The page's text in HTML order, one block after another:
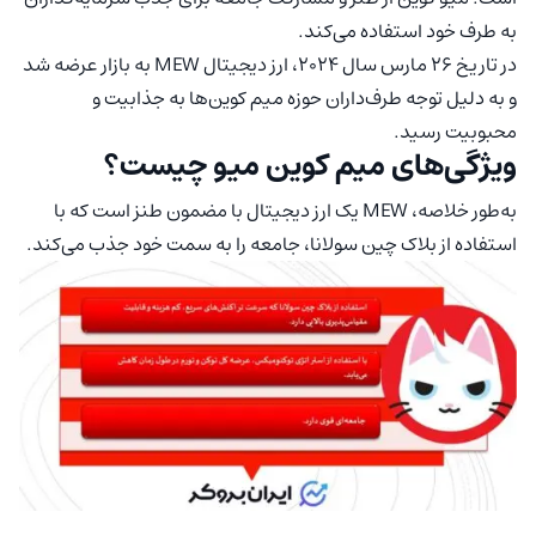
به طرف خود استفاده می‌کند.
در تاریخ ۲۶ مارس سال ۲۰۲۴، ارز دیجیتال MEW به بازار عرضه شد
و به دلیل توجه طرف‌داران حوزه میم کوین‌ها به جذابیت و
محبوبیت رسید.
ویژگی‌های میم کوین میو چیست؟
به‌طور خلاصه، MEW یک ارز دیجیتال با مضمون طنز است که با
استفاده از بلاک چین سولانا، جامعه را به سمت خود جذب می‌کند.